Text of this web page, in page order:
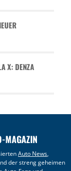
X: DENZA
MAGAZIN
Auto News,
der streng geheimen